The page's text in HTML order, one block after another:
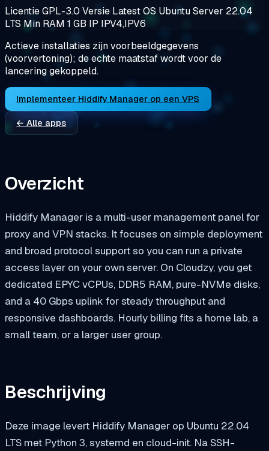
LicentieGPL-3.0 Versie LatestOS Ubuntu Server 22.04
LTS Min RAM 1 GB IP IPV4,IPV6
Actieve installaties zijn voorbeeldgegevens
(voorvertoning); de echte maatstaf wordt voor de
lancering gekoppeld.
Implementeer Hiddify Manager op een VPS
← Alle apps
Overzicht
Hiddify Manager is a multi-user management panel for
proxy and VPN stacks. It focuses on simple deployment
and broad protocol support so you can run a private
access layer on your own server. On Cloudzy, you get
dedicated EPYC vCPUs, DDR5 RAM, pure-NVMe disks,
and a 40 Gbps uplink for steady throughput and
responsive dashboards. Hourly billing fits a home lab, a
small team, or a larger user group.
Beschrijving
Deze image levert Hiddify Manager op Ubuntu 22.04
LTS met Python 3, systemd en cloud-init. Na SSH-